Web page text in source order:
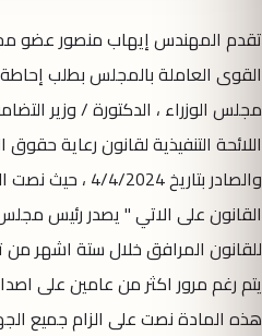
تقدم المهندس إيهاب منصور عضو
القوى العاملة بالمجلس بطلب
مجلس الوزراء ، الدكتورة / وزير
والصادر بتاريخ 4/
القانون على الاتي " يصدر رئيس مجلس
للقانون المرافق خلال ستة اشهر من
يتم رغم مرور اكثر من عامين على
هذه المادة نصت على الزام جميع